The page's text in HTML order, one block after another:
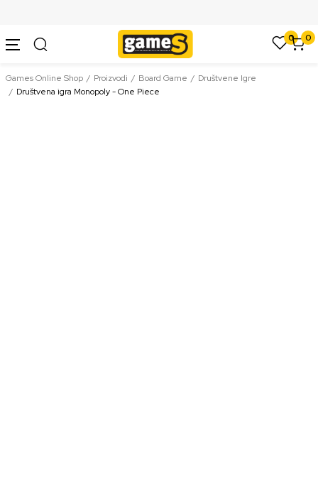
0 0
Games Online Shop Proizvodi Board Game
Društvene Igre
Društvena igra Monopoly - One Piece